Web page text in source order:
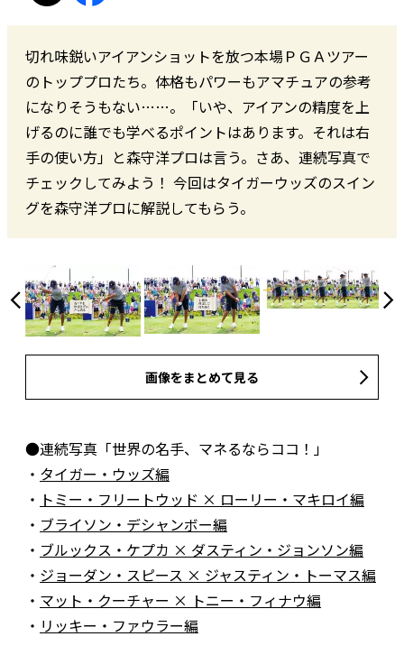
切れ味鋭いアイアンショットを放つ本場ＰＧＡツアー
のトッププロたち。体格もパワーもアマチュアの参考
になりそうもない……。「いや、アイアンの精度を上
げるのに誰でも学べるポイントはあります。それは右
手の使い方」と森守洋プロは言う。さあ、連続写真で
チェックしてみよう！ 今回はタイガーウッズのスイン
グを森守洋プロに解説してもらう。
画像をまとめて見る
●連続写真「世界の名手、マネるならココ！」
・ タイガー・ウッズ編
・ トミー・フリートウッド × ローリー・マキロイ編
・ ブライソン・デシャンボー編
・ ブルックス・ケプカ × ダスティン・ジョンソン編
・ ジョーダン・スピース × ジャスティン・トーマス編
・ マット・クーチャー × トニー・フィナウ編
・ リッキー・ファウラー編